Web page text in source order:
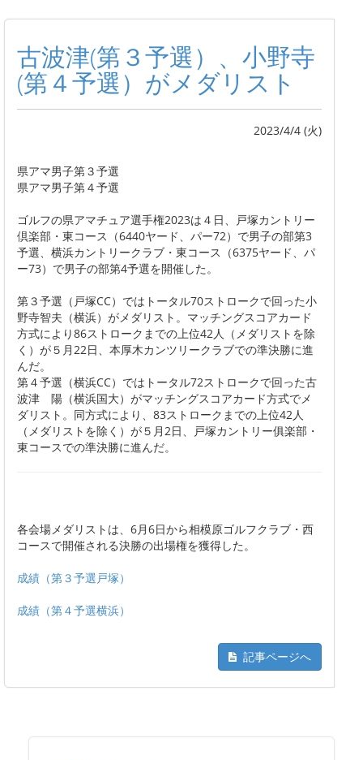
古波津(第３予選）、小野寺
(第４予選）がメダリスト
2023/4/4 (火)
県アマ男子第３予選
県アマ男子第４予選
ゴルフの県アマチュア選手権2023は４日、戸塚カントリー
倶楽部・東コース（6440ヤード、パー72）で男子の部第3
予選、横浜カントリークラブ・東コース（6375ヤード、パ
ー73）で男子の部第4予選を開催した。
第３予選（戸塚CC）ではトータル70ストロークで回った小
野寺智夫（横浜）がメダリスト。マッチングスコアカード
方式により86ストロークまでの上位42人（メダリストを除
く）が５月22日、本厚木カンツリークラブでの準決勝に進
んだ。
第４予選（横浜CC）ではトータル72ストロークで回った古
波津 陽（横浜国大）がマッチングスコアカード方式でメ
ダリスト。同方式により、83ストロークまでの上位42人
（メダリストを除く）が５月2日、戸塚カントリー俱楽部・
東コースでの準決勝に進んだ。
各会場メダリストは、6月6日から相模原ゴルフクラブ・西
コースで開催される決勝の出場権を獲得した。
成績（第３予選戸塚）
成績（第４予選横浜）
記事ページへ